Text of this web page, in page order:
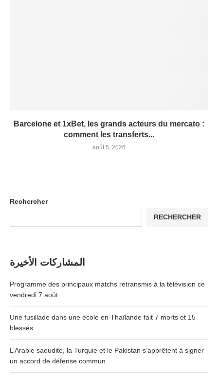
Barcelone et 1xBet, les grands acteurs du mercato :
comment les transferts...
août 5, 2026
Rechercher
RECHERCHER
المشاركات الأخيرة
Programme des principaux matchs retransmis à la télévision ce
vendredi 7 août
Une fusillade dans une école en Thaïlande fait 7 morts et 15
blessés
L’Arabie saoudite, la Turquie et le Pakistan s’apprêtent à signer
un accord de défense commun